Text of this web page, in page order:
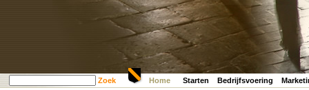
Zoek Home Starten Bedrijfsvoering